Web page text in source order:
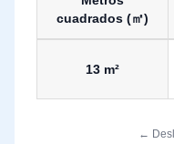
cuadrados (㎡)
13 m²
←